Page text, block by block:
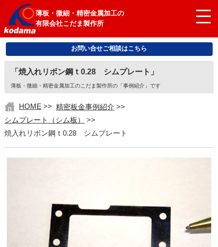
薄板・微細・精密金属加工の
有限会社こだま製作所
お問い合せご相談はこちら
「焼入れリボン鋼ｔ0.28 シムプレート」
薄板・微細・精密金属加工のこだま製作所の「事例紹介」です
HOME >> 精密板金事例紹介 >>
シムプレート（シム板）
>>
焼入れリボン鋼ｔ0.28 シムプレート